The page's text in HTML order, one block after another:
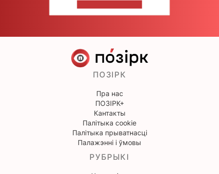
ПОЗІРК
Пра нас
ПОЗІРК+
Кантакты
Палітыка cookie
Палітыка прыватнасці
Палажэнні і ўмовы
РУБРЫКІ